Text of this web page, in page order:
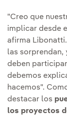
"Creo que
implicar desde
afirma
las sorprendan,
deben
debemos
hacemos".
destacar los
los proyectos